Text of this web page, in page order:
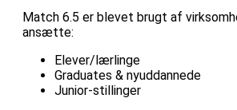
Match 6.5 er blevet brugt af
ansætte:
Elever/lærlinge
Graduates & nyuddannede
Junior-stillinger